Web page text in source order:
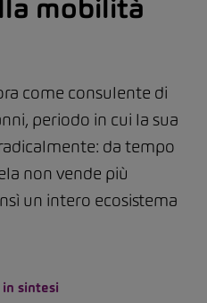
mobilità
come consulente di
periodo in cui la sua
da tempo
non vende più
un intero ecosistema
sintesi